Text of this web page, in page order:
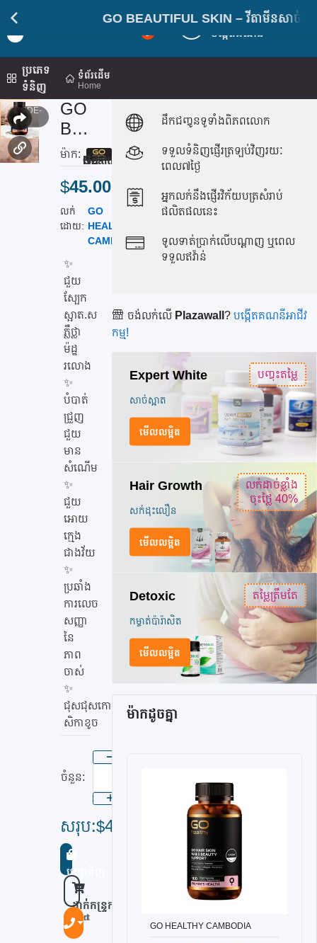
ចូលគណនី
បង្កើតគណនី
Light
ប្រភេទ
ទំនិញ
ទំព័រដើម
Home
GO BEAUTIFUL SKIN – វីតាមីនសាច់ស្អាត 120គ្
CODE-
235
GO
BE
AU
TIF
UL
SKI
N –
មីន
សា
ច់
ស្អា
ត
120
គ្រា
ប់
ម៉ាក:
Go Healthy, NZ
4.0
$45.00
លក់
ដោយ:
GO
HEALTHY
CAMBODIA
ស្ថានភាព:
ស្តុក
✨
ជួយ
ស្បែក
ស្អាត.ស
ភ្លឺថ្លា
ម៉ដ្ឋ
រលោង
✨
បំបាត់
ជ្រួញ
ជួយ
មាន
សំណើម
✨
ជួយ
អោយ
ក្មេង
ជាងវ័យ
✨
ប្រឆាំង
ការលេច
សញ្ញា
នៃ
ភាព
ចាស់
✨
ជុសជុសកោ
សិកាខូច
ចំនួន:
សរុប:$45 45
បញ្ជាទិញ
Buy Now
ដាក់កន្រ្ទក
Add To Cart
ដឹកជញ្ចូនទូទាំងពិភពលោក
ទទួលទំនិញផ្ញើរត្រឡប់វិញរយៈ
ពេល៧ថ្ងៃ
អ្នកលក់នឹងផ្ញើរវិក័យបត្រសំរាប់
ផលិតផលនេះ
ទូលទាត់ប្រាក់លើបណ្តាញ ឬពេល
ទទួលឥវ៉ាន់
ចង់លក់លើ Plazawall ? បង្កើតគណនីអាជីវ
កម្ម!
បញ្ចុះតម្លៃ
Expert White
សាច់ស្អាត
មើលលម្អិត
លក់ដាច់ខ្លាំង
ចុះថ្លៃ 40%
Hair Growth
សក់ដុះលឿន
មើលលម្អិត
ត​ម្លៃត្រឹមតែ
Detoxic
កម្ចាត់ប៉ារ៉ាសិត
មើលលម្អិត
ម៉ាកដូចគ្នា
បញ្ជាទិញ
GO HEALTHY CAMBODIA